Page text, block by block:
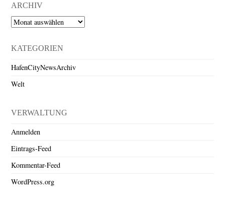
ARCHIV
Archiv
KATEGORIEN
HafenCityNewsArchiv
Welt
VERWALTUNG
Anmelden
Eintrags-Feed
Kommentar-Feed
WordPress.org